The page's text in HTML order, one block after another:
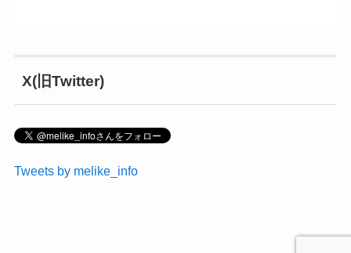
X(旧Twitter)
Tweets by melike_info